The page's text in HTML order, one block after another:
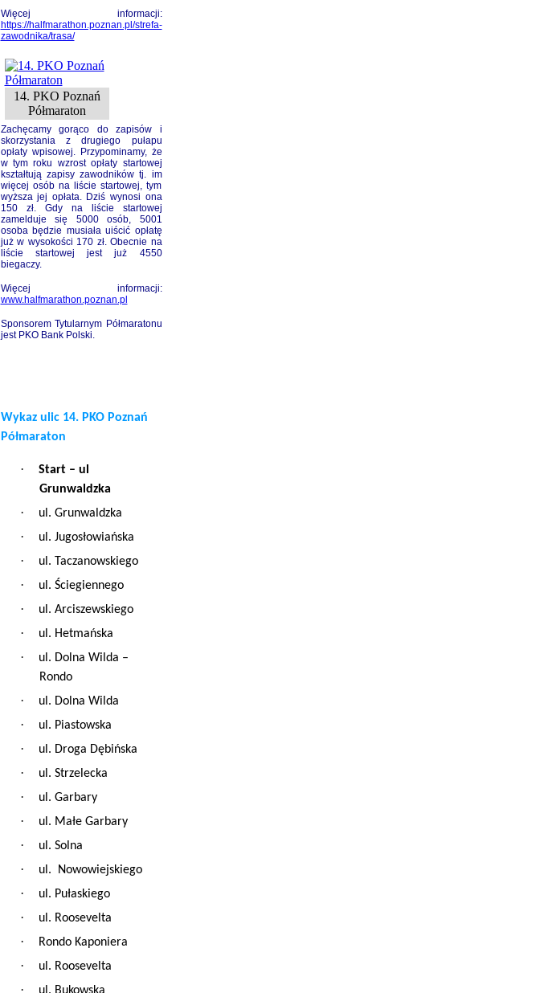
Więcej informacji:
https://halfmarathon.poznan.pl/strefa-
zawodnika/trasa/
14. PKO Poznań
Półmaraton
Zachęcamy gorąco do zapisów i
skorzystania z drugiego pułapu
opłaty wpisowej. Przypominamy, że
w tym roku wzrost opłaty startowej
kształtują zapisy zawodników tj. im
więcej osób na liście startowej, tym
wyższa jej opłata. Dziś wynosi ona
150 zł. Gdy na liście startowej
zamelduje się 5000 osób, 5001
osoba będzie musiała uiścić opłatę
już w wysokości 170 zł. Obecnie na
liście startowej jest już 4550
biegaczy.
Więcej informacji:
www.halfmarathon.poznan.pl
Sponsorem Tytularnym Półmaratonu
jest PKO Bank Polski.
Wykaz ulic 14. PKO Poznań
Półmaraton
·
Start – ul
Grunwaldzka
· ul. Grunwaldzka
· ul. Jugosłowiańska
· ul. Taczanowskiego
· ul. Ściegiennego
· ul. Arciszewskiego
· ul. Hetmańska
· ul. Dolna Wilda –
Rondo
· ul. Dolna Wilda
· ul. Piastowska
· ul. Droga Dębińska
· ul. Strzelecka
· ul. Garbary
· ul. Małe Garbary
· ul. Solna
· ul. Nowowiejskiego
· ul. Pułaskiego
· ul. Roosevelta
· Rondo Kaponiera
· ul. Roosevelta
·